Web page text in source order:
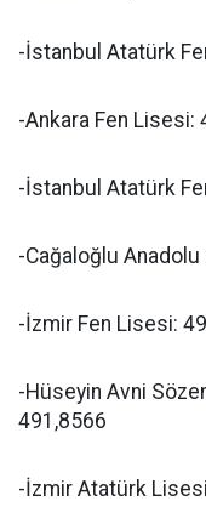
-İstanbul Atatürk
-Ankara Fen Lisesi:
-İstanbul Atatürk
-Cağaloğlu
-İzmir Fen Lisesi:
-Hüseyin Avni
491,8566
-İzmir Atatürk